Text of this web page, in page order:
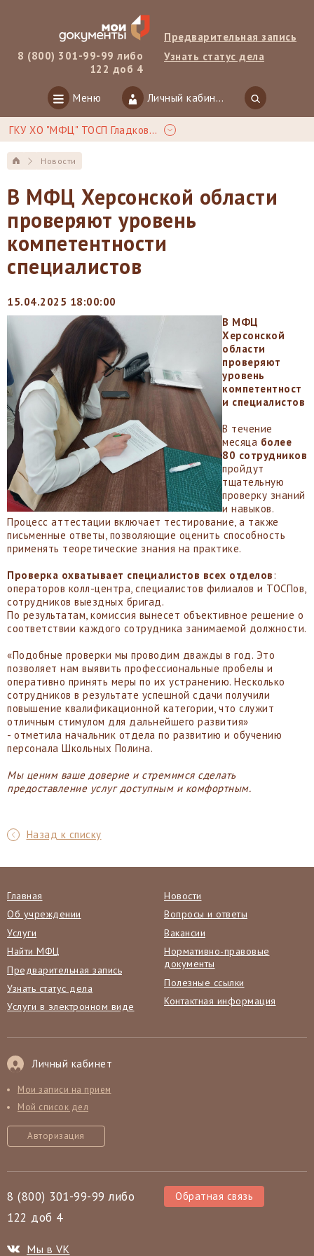
8 (800) 301-99-99 либо
122 доб 4
Предварительная запись
Узнать статус дела
Меню Личный кабинет
ГКУ ХО "МФЦ" ТОСП Гладковка
Новости
В МФЦ Херсонской области
проверяют уровень
компетентности
специалистов
15.04.2025 18:00:00
В МФЦ
Херсонской
области
проверяют
уровень
компетентност
и специалистов
В течение
месяца более
80 сотрудников
пройдут
тщательную
проверку знаний
и навыков.
Процесс аттестации включает тестирование, а также
письменные ответы, позволяющие оценить способность
применять теоретические знания на практике.
Проверка охватывает специалистов всех отделов:
операторов колл-центра, специалистов филиалов и ТОСПов,
сотрудников выездных бригад.
По результатам, комиссия вынесет объективное решение о
соответствии каждого сотрудника занимаемой должности.
«Подобные проверки мы проводим дважды в год. Это
позволяет нам выявить профессиональные пробелы и
оперативно принять меры по их устранению. Несколько
сотрудников в результате успешной сдачи получили
повышение квалификационной категории, что служит
отличным стимулом для дальнейшего развития»
- отметила начальник отдела по развитию и обучению
персонала Школьных Полина.
Мы ценим ваше доверие и стремимся сделать
предоставление услуг доступным и комфортным.
Назад к списку
Главная
Об учреждении
Услуги
Найти МФЦ
Предварительная запись
Узнать статус дела
Услуги в электронном виде
Новости
Вопросы и ответы
Вакансии
Нормативно-правовые
документы
Полезные ссылки
Контактная информация
Личный кабинет
Мои записи на прием
Мой список дел
Авторизация
8 (800) 301-99-99 либо
122 доб 4
Обратная связь
Мы в VK